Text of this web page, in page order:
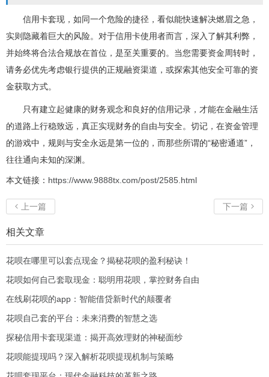
信用卡套现，如同一个危险的捷径，看似能快速解决燃眉之急，
实则隐藏着巨大的风险。对于信用卡使用者而言，深入了解其利弊，
并始终将合法合规放在首位，是至关重要的。当您需要资金周转时，
请务必优先考虑银行提供的正规融资渠道，或探索其他安全可靠的资
金获取方式。
只有建立起健康的财务观念和良好的信用记录，才能在金融生活
的道路上行稳致远，真正实现财务的自由与安全。切记，在资金管理
的游戏中，规则与安全永远是第一位的，而那些所谓的“秘密通道”，
往往通向未知的深渊。
本文链接： https://www.9888tx.com/post/2585.html
 上一篇 下一篇 
相关文章
花呗在哪里可以套点现金？揭秘花呗的盈利秘诀！
花呗如何自己套取现金：聪明用花呗，掌控财务自由
在线刷花呗的app：智能借贷新时代的颠覆者
花呗自己套的平台：未来消费的智慧之选
探秘信用卡套现渠道：揭开高效理财的神秘面纱
花呗能提现吗？深入解析花呗提现机制与策略